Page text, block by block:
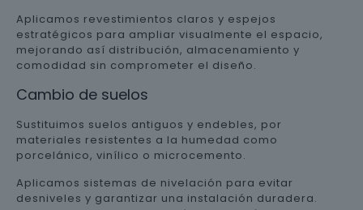
Aplicamos revestimientos claros y espejos
estratégicos para ampliar visualmente el espacio,
mejorando así distribución, almacenamiento y
comodidad sin comprometer el diseño.
Cambio de suelos
Sustituimos suelos antiguos y endebles, por
materiales resistentes a la humedad como
porcelánico, vinílico o microcemento.
Aplicamos sistemas de nivelación para evitar
desniveles y garantizar una instalación duradera.